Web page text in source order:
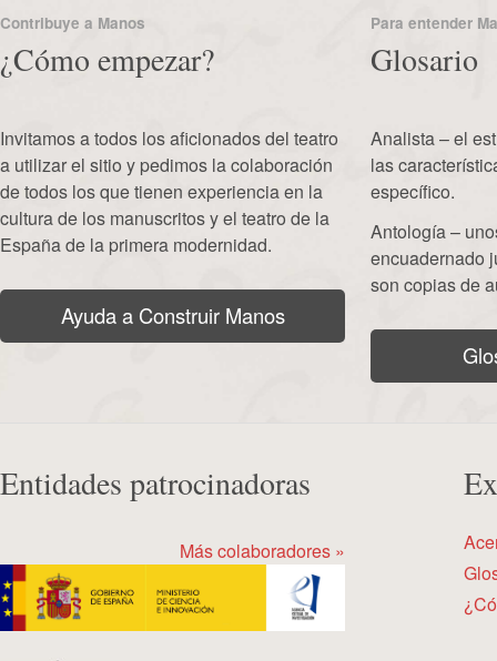
Contribuye a Manos
¿Cómo empezar?
Invitamos a todos los aficionados del teatro
a utilizar el sitio y pedimos la colaboración
de todos los que tienen experiencia en la
cultura de los manuscritos y el teatro de la
España de la primera modernidad.
Ayuda a Construir Manos
Para entender
Glosario
Analista – el
las
específico.
Antología –
encuadernado
son copias de
Entidades patrocinadoras
Más colaboradores »